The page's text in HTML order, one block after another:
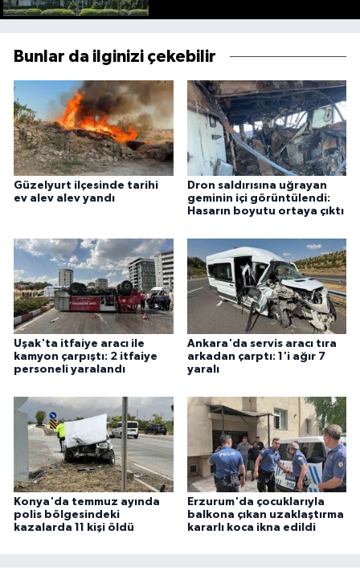
Bunlar da ilginizi çekebilir
Güzelyurt ilçesinde tarihi
ev alev alev yandı
Dron saldırısına uğrayan
geminin içi görüntülendi:
Hasarın boyutu ortaya çıktı
Uşak'ta itfaiye aracı ile
kamyon çarpıştı: 2 itfaiye
personeli yaralandı
Ankara'da servis aracı tıra
arkadan çarptı: 1'i ağır 7
yaralı
Konya'da temmuz ayında
polis bölgesindeki
kazalarda 11 kişi öldü
Erzurum'da çocuklarıyla
balkona çıkan uzaklaştırma
kararlı koca ikna edildi